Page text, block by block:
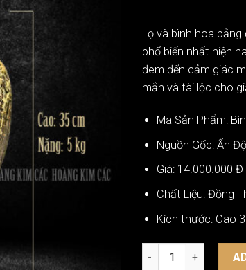
Lọ và bình hoa
phổ biến nhất hiện
đem đến cảm giác
mắn và tài lộc cho
Mã Sản Phẩm:
Nguồn Gốc: Ấn Độ
Giá: 14.000.000 Đ
Chất Liệu: Đồng
Kích thước: Cao
Bình Hoa Bằng Đồng